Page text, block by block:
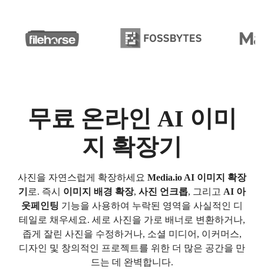
무료 온라인 AI 이미
지 확장기
사진을 자연스럽게 확장하세요 Media.io AI 이미지 확장
기 로. 즉시 이미지 배경 확장, 사진 언크롭, 그리고 AI 아
웃페인팅 기능을 사용하여 누락된 영역을 사실적인 디
테일로 채우세요. 세로 사진을 가로 배너로 변환하거나,
좁게 잘린 사진을 수정하거나, 소셜 미디어, 이커머스,
디자인 및 창의적인 프로젝트를 위한 더 많은 공간을 만
드는 데 완벽합니다.